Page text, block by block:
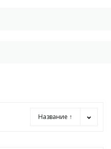
Название ↑